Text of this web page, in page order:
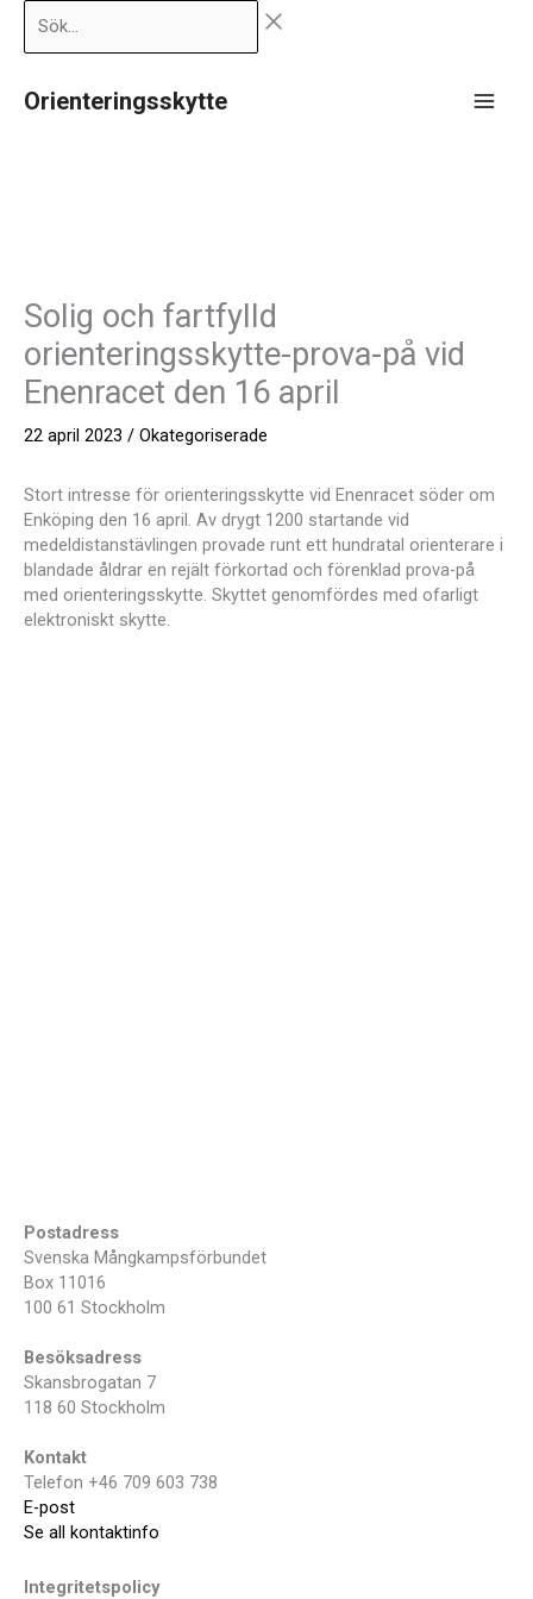
innehåll
Orienteringsskytte
Solig och fartfylld
orienteringsskytte-prova-på vid
Enenracet den 16 april
22 april 2023 / Okategoriserade
Stort intresse för orienteringsskytte vid Enenracet söder om
Enköping den 16 april. Av drygt 1200 startande vid
medeldistanstävlingen provade runt ett hundratal orienterare i
blandade åldrar en rejält förkortad och förenklad prova-på
med orienteringsskytte. Skyttet genomfördes med ofarligt
elektroniskt skytte.
Postadress
Svenska Mångkampsförbundet
Box 11016
100 61 Stockholm
Besöksadress
Skansbrogatan 7
118 60 Stockholm
Kontakt
Telefon +46 709 603 738
E-post
Se all kontaktinfo
Integritetspolicy